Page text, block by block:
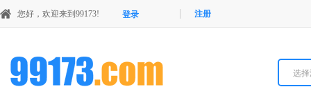
您好，欢迎来到99173! 登录 注册
选